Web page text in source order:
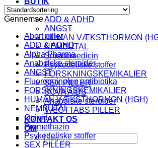
KATEGORI
ADD & ADHD
ANGST
HUMAN VÆKSTHORMON
NEMBUTAL
Smertemedicin
Psykedeliske stoffer
FORSKNINGSKEMIKALIER
SEX PILLER
SOVA AIDS
Anabolske steroider
VÆGTTABS PILLER
KONTAKT OS
OM
Søg
efter:
Gennemse
Abort piller
ADD & ADHD
Alpha Pharma
Anabolske steroider
ANGST
Fluoroquinolon antibiotika
FORSKNINGSKEMIKALIER
HUMAN VÆKSTHORMON (HGH)
NEMBUTAL
Opioid
Promethazin
Psykedeliske stoffer
SEX PILLER